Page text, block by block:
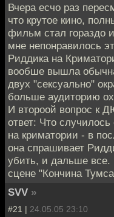
Вчера есчо раз
что крутое кино,
фильм стал гораздо
мне непонравилось
Риддика на
вообше вышла
двух "сексуально"
больше аудиторию
И второой вопрос к
ответ: Что
на криматории - в
она спрашивает
убить, и дальше все.
сцене "Кончина
SVV »
#21 | 24.05.05 23:10